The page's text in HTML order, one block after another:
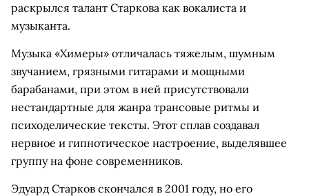
раскрылся талант Старкова как вокалиста и
музыканта.
Музыка «Химеры» отличалась тяжелым, шумным
звучанием, грязными гитарами и мощными
барабанами, при этом в ней присутствовали
нестандартные для жанра трансовые ритмы и
психоделические тексты. Этот сплав создавал
нервное и гипнотическое настроение, выделявшее
группу на фоне современников.
Эдуард Старков скончался в 2001 году, но его